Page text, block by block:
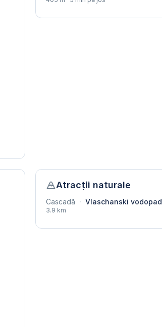
Atracții naturale
Cascadă · Vlaschanski vodopad
3.9 km